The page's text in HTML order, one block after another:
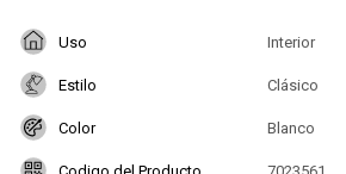
Uso Interior
Estilo Clásico
Color Blanco